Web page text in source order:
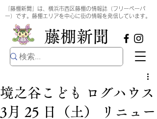
​藤棚新聞
「藤棚新聞」は、横浜市西区藤棚の情報誌（フリーペーパ
ー）です。藤棚エリアを中心に街の情報を発信しています。
境之谷こども ログハウス
3月 25 日（土） リニュー